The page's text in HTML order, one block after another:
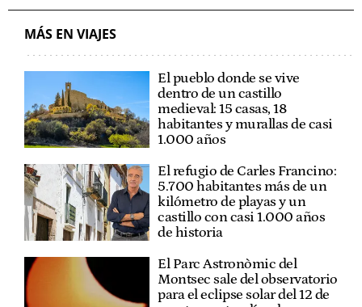
MÁS EN VIAJES
El pueblo donde se vive
dentro de un castillo
medieval: 15 casas, 18
habitantes y murallas de casi
1.000 años
El refugio de Carles Francino:
5.700 habitantes más de un
kilómetro de playas y un
castillo con casi 1.000 años
de historia
El Parc Astronòmic del
Montsec sale del observatorio
para el eclipse solar del 12 de